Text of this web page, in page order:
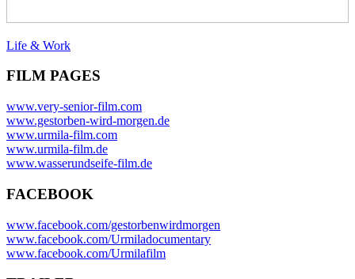
Life & Work
FILM PAGES
www.very-senior-film.com
www.gestorben-wird-morgen.de
www.urmila-film.com
www.urmila-film.de
www.wasserundseife-film.de
FACEBOOK
www.facebook.com/gestorbenwirdmorgen
www.facebook.com/Urmiladocumentary
www.facebook.com/Urmilafilm